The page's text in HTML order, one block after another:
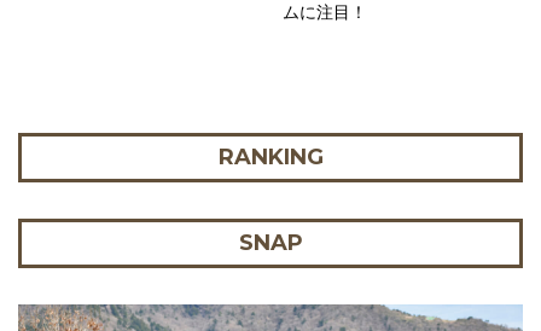
ムに注目！
RANKING
SNAP